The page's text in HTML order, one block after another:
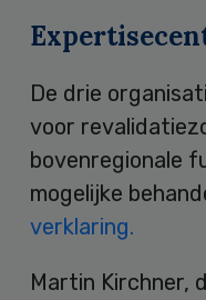
De drie
voor
bovenregionale
mogelijke
verklaring.
Martin Kirchner,